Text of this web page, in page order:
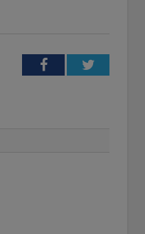
FacebookTwitter